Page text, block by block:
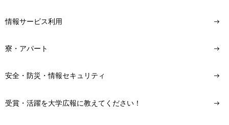
情報サービス利用
寮・アパート
安全・防災・情報セキュリティ
受賞・活躍を大学広報に教えてください！